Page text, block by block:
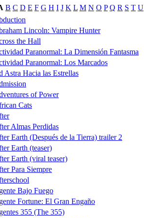
B C D E F G H I J K L M N O P Q R S T U
Lincoln: Vampire Hunter
the Hall
Paranormal: La Dimensión Fantasma
Paranormal: Los Marcados
Astra Hacia las Estrellas
of Power
Cats
Almas Perdidas
Earth (Después de la Tierra) trailer 2
Earth (teaser)
Earth (viral teaser)
Para Siempre
Bajo Fuego
Fortune: El Gran Engaño
355 (The 355)